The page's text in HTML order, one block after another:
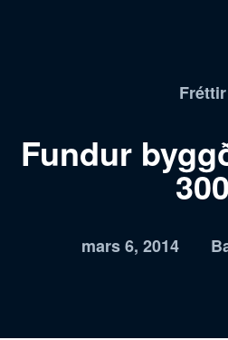
Fréttir
Fundur
300
mars 6, 2014